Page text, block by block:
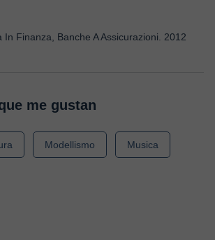
In Finanza, Banche A Assicurazioni. 2012
me gustan
Modellismo Musica